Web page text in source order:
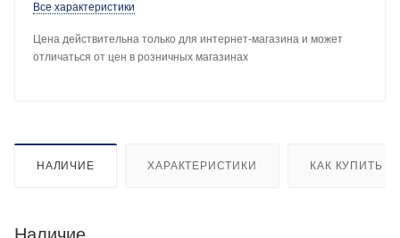
Все характеристики
Цена действительна только для интернет-магазина и может
отличаться от цен в розничных магазинах
НАЛИЧИЕ ХАРАКТЕРИСТИКИ КАК КУПИТЬ